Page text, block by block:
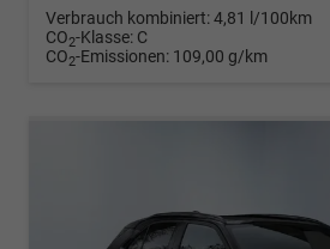
Verbrauch kombiniert:4,81 l/100km
CO2-Klasse: C
CO2-Emissionen: 109,00 g/km